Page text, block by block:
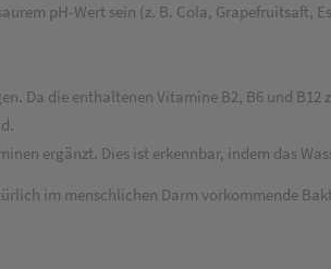
pH-Wert sein (z. B. Cola, Grapefruitsaft,
Da die enthaltenen Vitamine B2, B6 und
ergänzt. Dies ist erkennbar, indem das
im menschlichen Darm vorkommende